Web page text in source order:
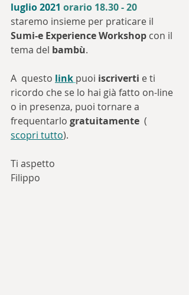
luglio 2021 orario 18.30 - 20
staremo insieme per praticare il
Sumi-e Experience Workshop con il
tema del bambù.
A  questo link puoi iscriverti e ti
ricordo che se lo hai già fatto on-line
o in presenza, puoi tornare a
frequentarlo gratuitamente
  (
scopri tutto).
Ti aspetto
Filippo